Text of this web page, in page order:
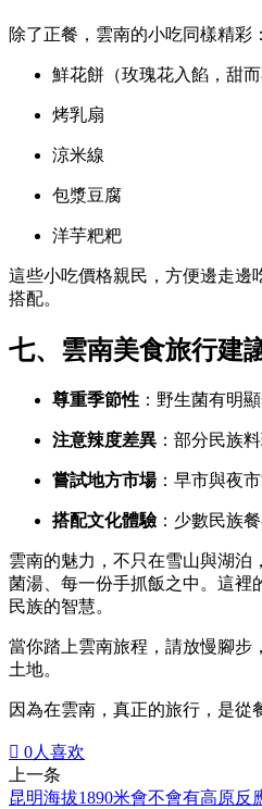
除了正餐，雲南的小吃同樣精彩：
鮮花餅（玫瑰花入餡，甜而
烤乳扇
涼米線
包漿豆腐
洋芋粑粑
這些小吃價格親民，方便邊走邊
搭配。
七、雲南美食旅行建
尊重季節性 ：野生菌有明顯
注意辣度差異 ：部分民族
嘗試地方市場：早市與夜
搭配文化體驗：少數民族
雲南的魅力，不只在雪山與湖泊
菌湯、每一份手抓飯之中。這裡
民族的智慧。
當你踏上雲南旅程，請放慢腳步
土地。
因為在雲南，真正的旅行，是從
 0人喜欢
上一条
昆明海拔1890米會不會有高原